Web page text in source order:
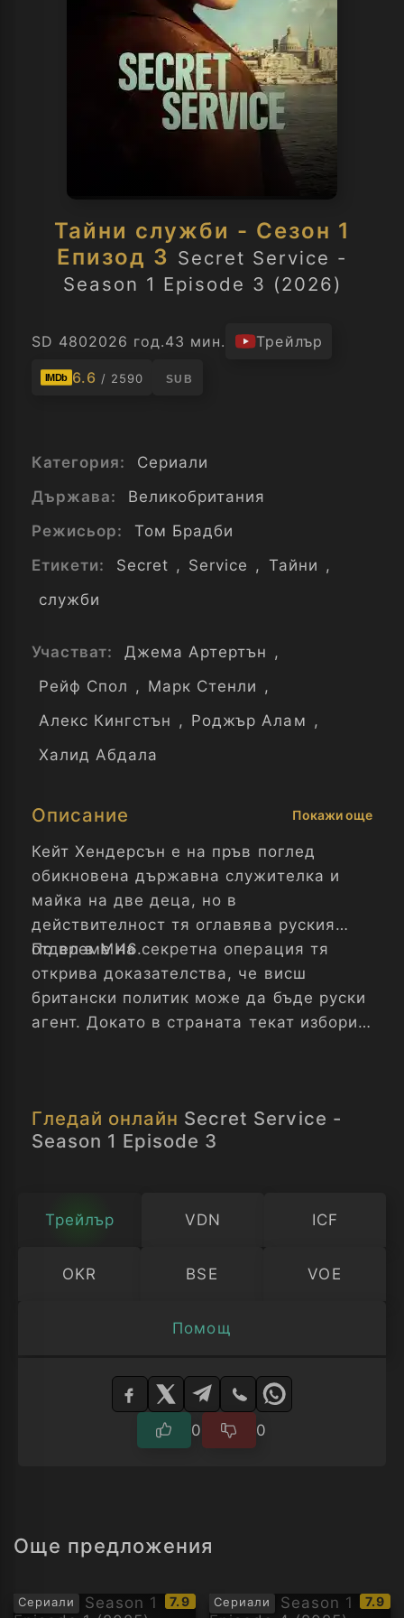
Тайни служби - Сезон 1
Епизод 3 Secret Service -
Season 1 Episode 3 (2026)
SD 4802026 год.43 мин. Трейлър
IMDb 6.6 / 2590 SUB
Категория:
Сериали
Държава:
Великобритания
Режисьор:
Том Брадби
Етикети:
Secret , Service , Тайни ,
служби
Участват: Джема Артертън ,
Рейф Спол , Марк Стенли ,
Алекс Кингстън , Роджър Алам ,
Халид Абдала
Описание Покажи още
Кейт Хендерсън е на пръв поглед
обикновена държавна служителка и
майка на две деца, но в
действителност тя оглавява руския
отдел в МИ6.
По време на секретна операция тя
открива доказателства, че висш
британски политик може да бъде руски
агент. Докато в страната текат избори,
политически интриги. Тайни служби -
Сезон 1 Епизод 3
Гледай онлайн Secret Service -
Season 1 Episode 3
Трейлър VDN ICF
OKR BSE VOE
Помощ
Изберете
0 0
Още предложения
Сериали
IMDb
7.9 Сериали
IMDb
7.9